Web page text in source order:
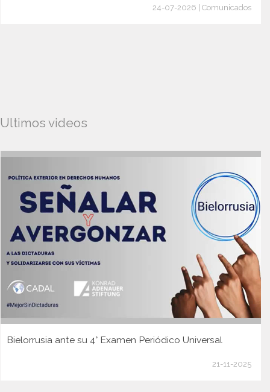
24-07-2026 | Comunicados
Ultimos videos
Bielorrusia ante su 4° Examen Periódico Universal
21-11-2025